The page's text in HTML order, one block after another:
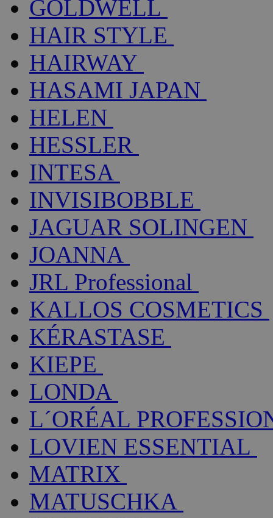
GOLDWELL
HAIR STYLE
HAIRWAY
HASAMI JAPAN
HELEN
HESSLER
INTESA
INVISIBOBBLE
JAGUAR SOLINGEN
JOANNA
JRL Professional
KALLOS COSMETICS
KÉRASTASE
KIEPE
LONDA
L´ORÉAL
LOVIEN ESSENTIAL
MATRIX
MATUSCHKA